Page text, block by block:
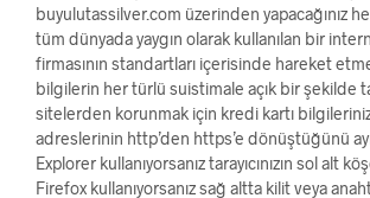
buyulutassilver.com üzerinden yapacağınız
tüm dünyada yaygın olarak kullanılan bir
firmasının standartları içerisinde hareket
bilgilerin her türlü suistimale açık bir şekilde
sitelerden korunmak için kredi kartı
adreslerinin http’den https’e dönüştüğünü
Explorer kullanıyorsanız tarayıcınızın sol alt
Firefox kullanıyorsanız sağ altta kilit veya